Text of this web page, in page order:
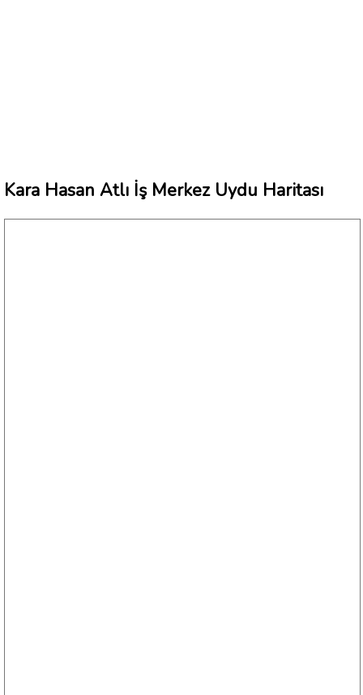
Kara Hasan Atlı İş Merkez Uydu Haritası